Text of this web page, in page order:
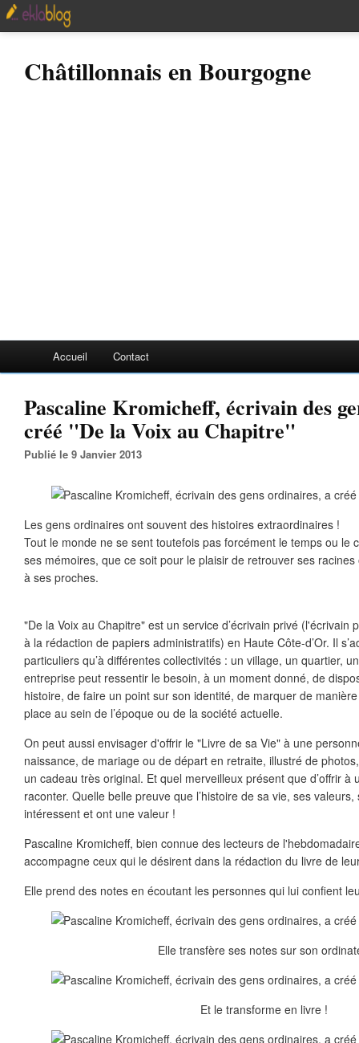
Châtillonnais en Bourgogne
Accueil Contact
Pascaline Kromicheff, écrivain des
créé "De la Voix au Chapitre"
Publié le 9 Janvier 2013
Les gens ordinaires ont souvent des histoires extraordinaires !
Tout le monde ne se sent toutefois pas forcément le temps ou le
ses mémoires, que ce soit pour le plaisir de retrouver ses racines
à ses proches.
"De la Voix au Chapitre" est un service d’écrivain privé (l'écrivain
à la rédaction de papiers administratifs) en Haute Côte-d’Or. Il
particuliers qu’à différentes collectivités : un village, un quartier,
entreprise peut ressentir le besoin, à un moment donné, de
histoire, de faire un point sur son identité, de marquer de
place au sein de l’époque ou de la société actuelle.
On peut aussi envisager d'offrir le "Livre de sa Vie" à une
naissance, de mariage ou de départ en retraite, illustré de
un cadeau très original. Et quel merveilleux présent que d’offrir à
raconter. Quelle belle preuve que l’histoire de sa vie, ses
intéressent et ont une valeur !
Pascaline Kromicheff, bien connue des lecteurs de
accompagne ceux qui le désirent dans la rédaction du livre de
Elle prend des notes en écoutant les personnes qui lui confient
Elle transfère ses notes sur son
Et le transforme en livre !